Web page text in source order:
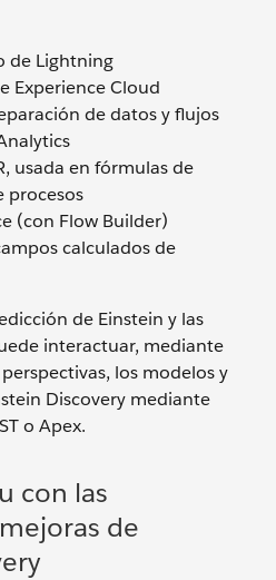
de Lightning
Experience Cloud
de datos y flujos
usada en fórmulas de
procesos
(con Flow Builder)
calculados de
de Einstein y las
interactuar, mediante
los modelos y
Discovery mediante
o Apex.
con las
de